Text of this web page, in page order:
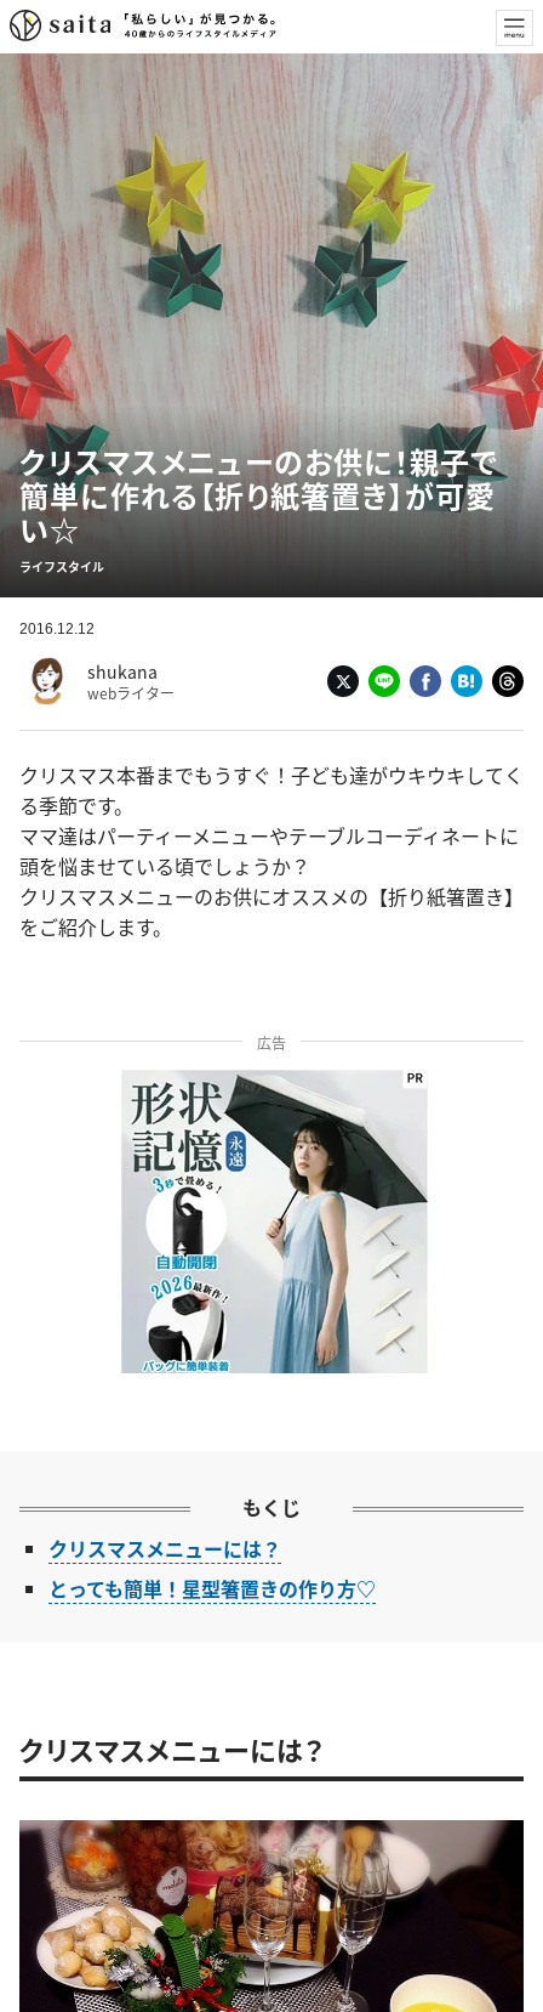
クリスマスメニューのお供に！親子で
簡単に作れる【折り紙箸置き】が可愛
い☆
ライフスタイル
2016.12.12
shukana
webライター
クリスマス本番までもうすぐ！子ども達がウキウキしてく
る季節です。
ママ達はパーティーメニューやテーブルコーディネートに
頭を悩ませている頃でしょうか？
クリスマスメニューのお供にオススメの【折り紙箸置き】
をご紹介します。
広告
もくじ
クリスマスメニューには？
とっても簡単！星型箸置きの作り方♡
クリスマスメニューには？